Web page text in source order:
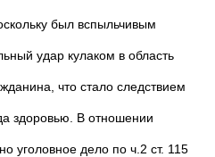
был вспыльчивым
удар кулаком в область
что стало следствием
здоровью. В отношении
уголовное дело по ч.2 ст. 115